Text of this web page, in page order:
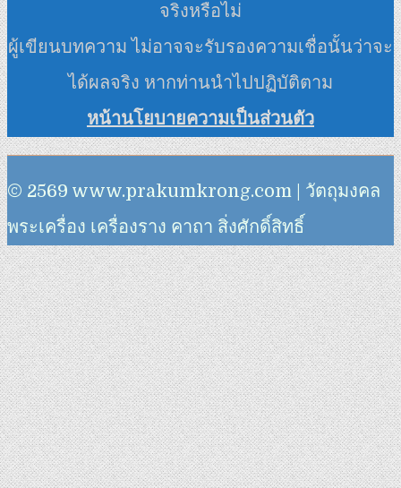
จริงหรือไม่
ผู้เขียนบทความ ไม่อาจจะรับรองความเชื่อนั้นว่าจะ
ได้ผลจริง หากท่านนำไปปฏิบัติตาม
หน้านโยบายความเป็นส่วนตัว
© 2569 www.prakumkrong.com | วัตถุมงคล
พระเครื่อง เครื่องราง คาถา สิ่งศักดิ์สิทธิ์